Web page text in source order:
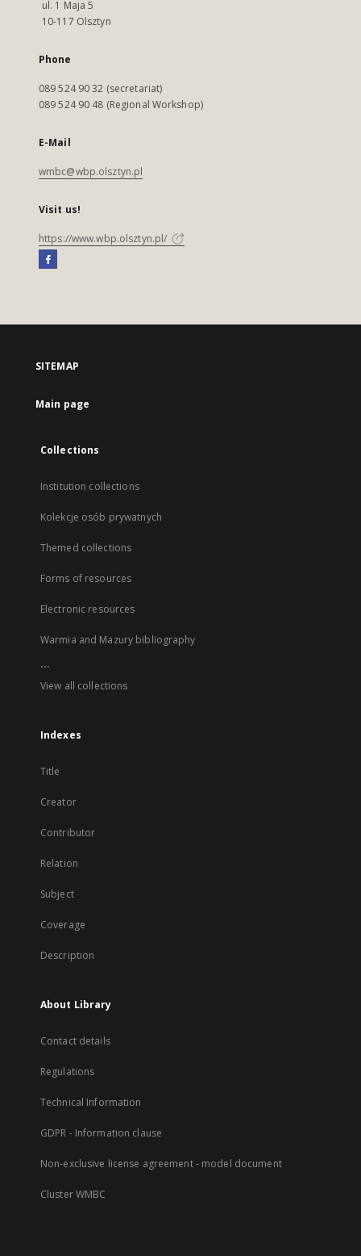
ul. 1 Maja 5
10-117 Olsztyn
Phone
089 524 90 32 (secretariat)
089 524 90 48 (Regional Workshop)
E-Mail
wmbc@wbp.olsztyn.pl
Visit us!
https://www.wbp.olsztyn.pl/
SITEMAP
Main page
Collections
Institution collections
Kolekcje osób prywatnych
Themed collections
Forms of resources
Electronic resources
Warmia and Mazury bibliography
...
View all collections
Indexes
Title
Creator
Contributor
Relation
Subject
Coverage
Description
About Library
Contact details
Regulations
Technical Information
GDPR - Information clause
Non-exclusive license agreement - model document
Cluster WMBC